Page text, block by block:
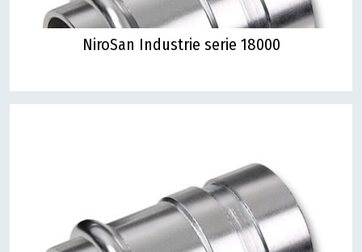
NiroSan Industrie serie 18000